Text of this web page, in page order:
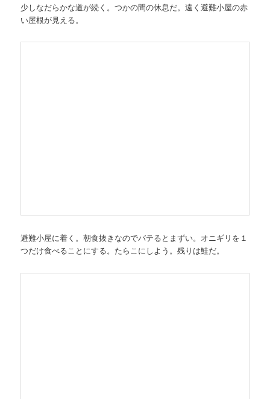
少しなだらかな道が続く。つかの間の休息だ。遠く避難小屋の赤
い屋根が見える。
避難小屋に着く。朝食抜きなのでバテるとまずい。オニギリを１
つだけ食べることにする。たらこにしよう。残りは鮭だ。